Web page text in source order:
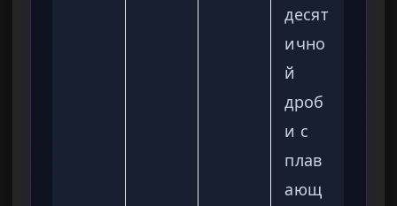
десят
ично
й
дроб
и с
плав
ающ